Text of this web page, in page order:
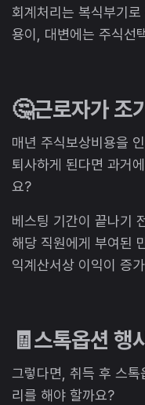
회계처리는 복식부기로
용이, 대변에는 주식선
🤔근로자가 조
매년 주식보상비용을
퇴사하게 된다면 과거
요?
베스팅 기간이 끝나기
해당 직원에게 부여된
익계산서상 이익이 증
🧾스톡옵션 행
그렇다면, 취득 후 스톡
리를 해야 할까요?